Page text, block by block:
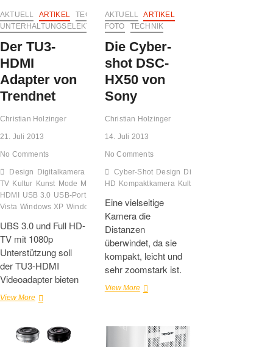
P5
und
TOUGH
TG-
2
den
Kategorien
Advanced
System
und
Travel
AKTUELL ARTIKEL
TECHNIK
UNTERHALTUNGSELEKTRONIK
Der TU3-
HDMI
Adapter von
Trendnet
Christian Holzinger
21. Juli 2013
No Comments
Design Digitalkamera Familie Foto Full-HD HDMI-Port
TV Kultur Kunst Mode Monitor Natur News Projektor Test
HDMI USB 3.0 USB-Port
Vista Windows XP Windows-PC
UBS 3.0 und Full HD-
TV mit 1080p
Unterstützung soll
der TU3-HDMI
Videoadapter bieten
View MoreDer
Adapter
von
AKTUELL
ARTIKEL
FOTO
TECHNIK
Die Cyber-
shot DSC-
HX50 von
Sony
Christian Holzinger
14. Juli 2013
No Comments
Cyber-Shot Design Digitalkamera
HD Kompaktkamera Kultur
Eine vielseitige
Kamera die
Distanzen
überwindet, da sie
kompakt, leicht und
sehr zoomstark ist.
View MoreDie
HX50
von